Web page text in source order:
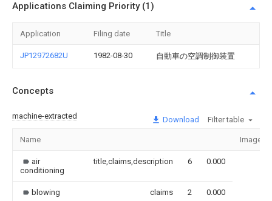
Applications Claiming Priority (1)
Application Filing date Title
JP12972682U 1982-08-30 自動車の空調制御装置
Concepts
machine-extracted Download Filter table
Name Image
air
conditioning
title,claims,description 6 0.000
blowing claims 2 0.000